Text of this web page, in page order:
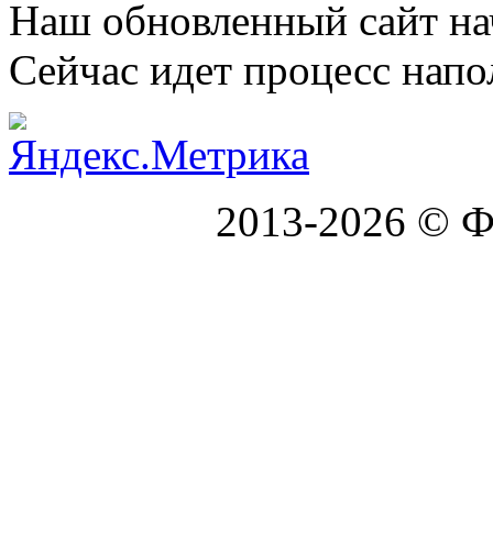
Наш обновленный сайт
Сейчас идет процесс
2013-2026 ©